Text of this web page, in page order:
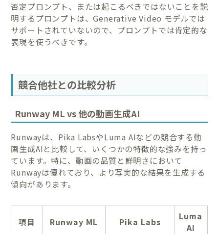
否定プロンプト、または起こるべきではないことを説
明するプロンプトは、Generative Video モデルでは
サポートされていないので、プロンプトでは肯定的な
表現を使うべきです。
競合他社との比較分析
Runway ML vs 他の動画生成AI
Runwayは、Pika LabsやLuma AIなどの競合する動
画生成AIと比較して、いくつかの特徴的な強みを持っ
ています。特に、動画の品質と鮮明さにおいて
Runwayは優れており、より写実的な結果を生成する
傾向があります。
項目 Runway ML Pika Labs
Luma
AI